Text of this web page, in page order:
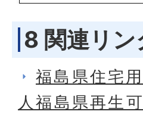
8 関連リン
福島県住宅
人福島県再生